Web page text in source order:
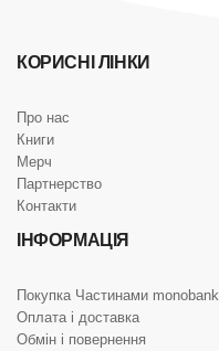
КОРИСНІ ЛІНКИ
Про нас
Книги
Мерч
Партнерство
Контакти
ІНФОРМАЦІЯ
Покупка Частинами monobank
Оплата і доставка
Обмін і повернення